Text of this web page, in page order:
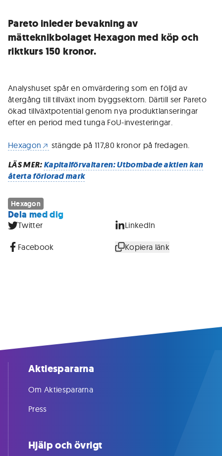
Pareto inleder bevakning av
mätteknikbolaget Hexagon med köp och
riktkurs 150 kronor.
Analyshuset spår en omvärdering som en följd av
återgång till tillväxt inom byggsektorn. Därtill ser Pareto
ökad tillväxtpotential genom nya produktlanseringar
efter en period med tunga FoU-investeringar.
Hexagon stängde på 117,80 kronor på fredagen.
LÄS MER:Kapitalförvaltaren: Utbombade aktien kan
återta förlorad mark
Hexagon
Dela med dig
Twitter LinkedIn
Facebook Kopiera länk
Aktiespararna
Om Aktiespararna
Press
Hjälp och övrigt